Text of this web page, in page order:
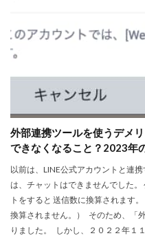
外部連携ツールを使うデメ
できなくなること？2023年
以前は、LINE公式アカウントと連
は、チャットはできませんでした
トをすると 送信数に換算されます
換算されません。） そのため、「
りました。 しかし、２０２２年１